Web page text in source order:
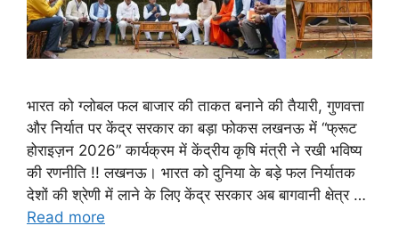
भारत को ग्लोबल फल बाजार की ताकत बनाने की तैयारी, गुणवत्ता
और निर्यात पर केंद्र सरकार का बड़ा फोकस लखनऊ में “फ्रूट
होराइज़न 2026” कार्यक्रम में केंद्रीय कृषि मंत्री ने रखी भविष्य
की रणनीति !! लखनऊ। भारत को दुनिया के बड़े फल निर्यातक
देशों की श्रेणी में लाने के लिए केंद्र सरकार अब बागवानी क्षेत्र …
Read more